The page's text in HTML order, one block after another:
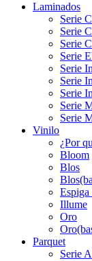
Laminados
Serie
Serie
Serie
Serie
Serie
Serie
Serie
Serie
Serie
Vinilo
¿Por
Bloom
Blos
Illume
Oro
Parquet
Serie